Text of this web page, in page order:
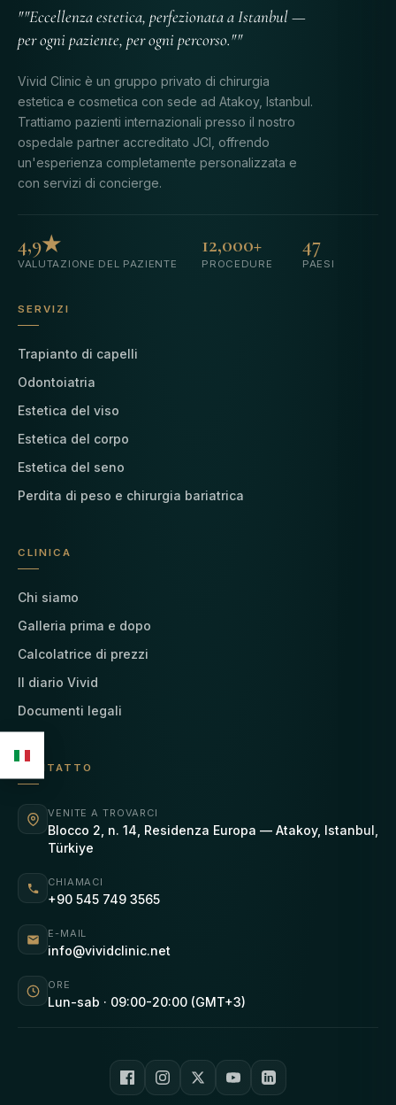
""Eccellenza estetica, perfezionata a Istanbul —
per ogni paziente, per ogni percorso.""
Vivid Clinic è un gruppo privato di chirurgia
estetica e cosmetica con sede ad Atakoy, Istanbul.
Trattiamo pazienti internazionali presso il nostro
ospedale partner accreditato JCI, offrendo
un'esperienza completamente personalizzata e
con servizi di concierge.
4,9★
VALUTAZIONE DEL PAZIENTE
12,000+
PROCEDURE
47
PAESI
SERVIZI
Trapianto di capelli
Odontoiatria
Estetica del viso
Estetica del corpo
Estetica del seno
Perdita di peso e chirurgia bariatrica
CLINICA
Chi siamo
Galleria prima e dopo
Calcolatrice di prezzi
Il diario Vivid
Documenti legali
CONTATTO
VENITE A TROVARCI
Blocco 2, n. 14, Residenza Europa — Atakoy, Istanbul,
Türkiye
CHIAMACI
+90 545 749 3565
E-MAIL
info@vividclinic.net
ORE
Lun-sab · 09:00-20:00 (GMT+3)